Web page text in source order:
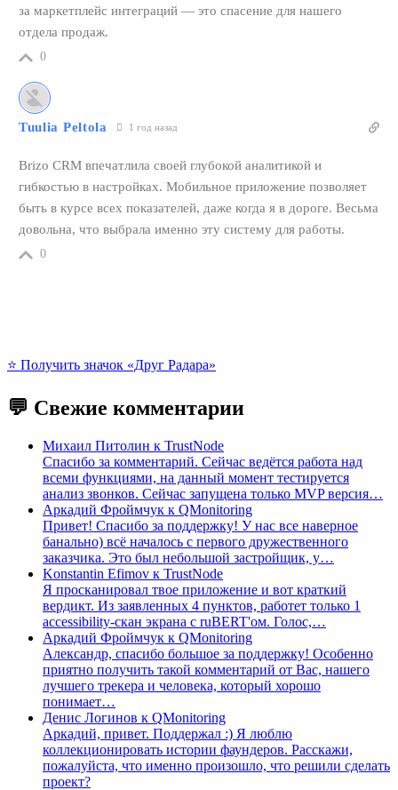
за маркетплейс интеграций — это спасение для нашего
отдела продаж.
0
Tuulia Peltola 1 год назад
Brizo CRM впечатлила своей глубокой аналитикой и
гибкостью в настройках. Мобильное приложение позволяет
быть в курсе всех показателей, даже когда я в дороге. Весьма
довольна, что выбрала именно эту систему для работы.
0
⭐️ Получить значок «Друг Радара»
💬 Свежие комментарии
Михаил Питолин к TrustNode
Спасибо за комментарий. Сейчас ведётся работа над
всеми функциями, на данный момент тестируется
анализ звонков. Сейчас запущена только MVP версия…
Аркадий Фроймчук к QMonitoring
Привет! Спасибо за поддержку! У нас все наверное
банально) всё началось с первого дружественного
заказчика. Это был небольшой застройщик, у…
Konstantin Efimov к TrustNode
Я просканировал твое приложение и вот краткий
вердикт. Из заявленных 4 пунктов, работет только 1
accessibility-скан экрана с ruBERT'ом. Голос,…
Аркадий Фроймчук к QMonitoring
Александр, спасибо большое за поддержку! Особенно
приятно получить такой комментарий от Вас, нашего
лучшего трекера и человека, который хорошо
понимает…
Денис Логинов к QMonitoring
Аркадий, привет. Поддержал :) Я люблю
коллекционировать истории фаундеров. Расскажи,
пожалуйста, что именно произошло, что решили сделать
проект?